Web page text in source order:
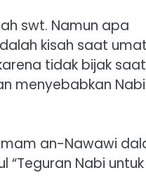
swt. Namun apa
kisah saat umat
tidak bijak saat
menyebabkan Nabi
an-Nawawi
“Teguran Nabi untuk